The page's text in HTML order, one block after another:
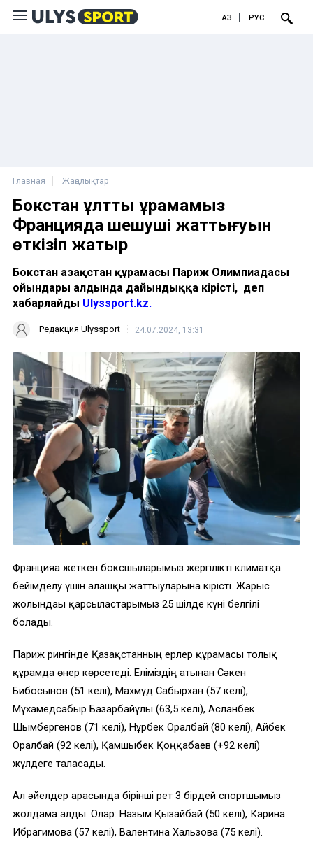
ҚАЗ РУС
Главная Жаңалықтар
Бокстан ұлттық құрамамыз
Францияда шешуші жаттығуын
өткізіп жатыр
Бокстан Қазақстан құрамасы Париж Олимпиадасы
ойындары алдында дайындыққа кірісті, деп
хабарлайды Ulyssport.kz.
Редакция Ulyssport 24.07.2024, 13:31
Францияға жеткен боксшыларымыз жергілікті климатқа
бейімделу үшін алғашқы жаттығуларына кірісті. Жарыс
жолындағы қарсыластарымыз 25 шілде күні белгілі
болады.
Париж рингінде Қазақстанның ерлер құрамасы толық
құрамда өнер көрсетеді. Еліміздің атынан Сәкен
Бибосынов (51 келі), Махмұд Сабырхан (57 келі),
Мұхамедсабыр Базарбайұлы (63,5 келі), Асланбек
Шымбергенов (71 келі), Нұрбек Оралбай (80 келі), Айбек
Оралбай (92 келі), Қамшыбек Қоңқабаев (+92 келі)
жүлдеге таласады.
Ал әйелдер арасында бірінші рет 3 бірдей спортшымыз
жолдама алды. Олар: Назым Қызайбай (50 келі), Карина
Ибрагимова (57 келі), Валентина Хальзова (75 келі).